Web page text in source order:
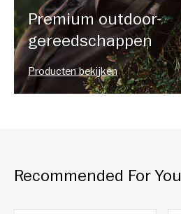
Premium outdoor-
gereedschappen
Producten bekijken
Recommended For You